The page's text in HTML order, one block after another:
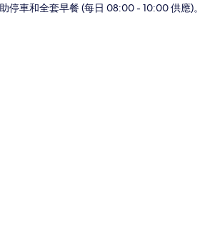
車和全套早餐 (每日 08:00 - 10:00 供應)。